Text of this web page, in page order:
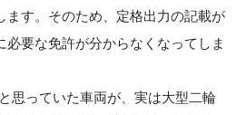
ます。そのため、定格出力の記載が
必要な免許が分からなくなってしま
思っていた車両が、実は大型二輪